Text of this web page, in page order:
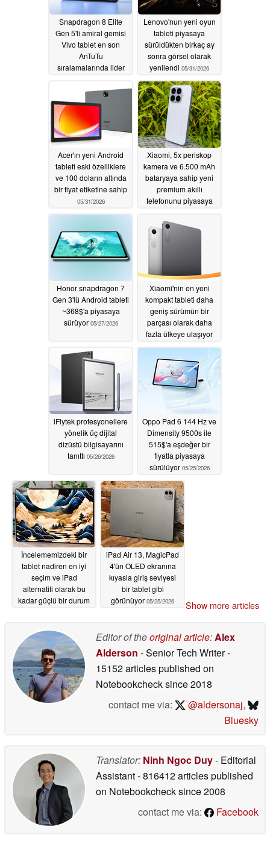
Snapdragon 8 Elite
Gen 5'li amiral gemisi
Vivo tablet en son
AnTuTu
sıralamalarında lider
Lenovo'nun yeni oyun
tableti piyasaya
sürüldükten birkaç ay
sonra görsel olarak
yenilendi 05/31/2026
Acer'ın yeni Android
tableti eski özelliklere
ve 100 doların altında
bir fiyat etiketine sahip
05/31/2026
Xiaomi, 5x periskop
kamera ve 6.500 mAh
bataryaya sahip yeni
premium akıllı
telefonunu piyasaya
Honor snapdragon 7
Gen 3'lü Android tableti
~368$'a piyasaya
sürüyor 05/27/2026
Xiaomi'nin en yeni
kompakt tableti daha
geniş sürümün bir
parçası olarak daha
fazla ülkeye ulaşıyor
05/27/2026
iFlytek profesyonellere
yönelik üç dijital
dizüstü bilgisayarını
tanıttı 05/26/2026
Oppo Pad 6 144 Hz ve
Dimensity 9500s ile
515$'a eşdeğer bir
fiyatla piyasaya
sürülüyor 05/25/2026
İncelememizdeki bir
tablet nadiren en iyi
seçim ve iPad
alternatifi olarak bu
kadar güçlü bir durum
iPad Air 13, MagicPad
4'ün OLED ekranına
kıyasla giriş seviyesi
bir tablet gibi
görünüyor 05/25/2026 Show more articles
Editor of theoriginal article:Alex
Alderson - Senior Tech Writer-
15152 articles published on
Notebookchecksince 2018
contact me via:
@aldersonaj,
Bluesky
Translator: Ninh Ngoc Duy- Editorial
Assistant- 816412 articles published
on Notebookchecksince 2008
contact me via:
Facebook